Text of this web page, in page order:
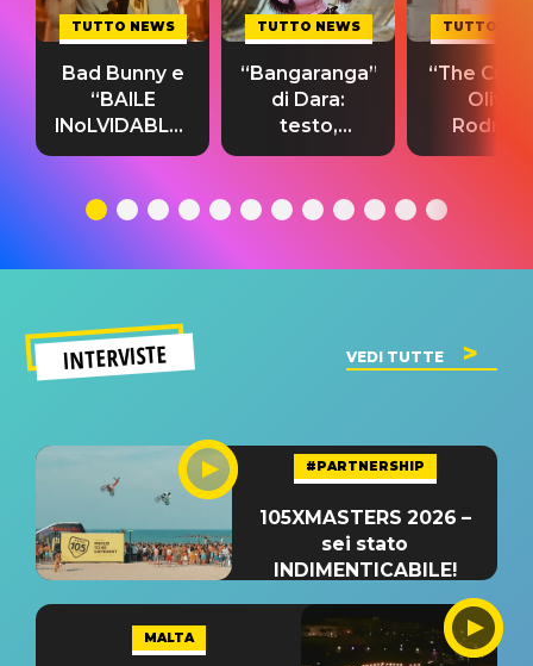
TUTTO NEWS
Bad Bunny e
“BAILE
INoLVIDABLE”:
testo,
significato
TUTTO NEWS
“Bangaranga”
di Dara:
testo,
traduzione e
del singolo
TUTTO
“The
Olivia
testo,
INTERVISTE VEDI TUTTE
#PARTNERSHIP
105XMASTERS 2026 –
sei stato
INDIMENTICABILE!
MALTA